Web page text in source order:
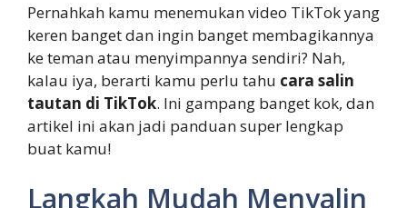
Pernahkah kamu menemukan video TikTok yang
keren banget dan ingin banget membagikannya
ke teman atau menyimpannya sendiri? Nah,
kalau iya, berarti kamu perlu tahu cara salin
tautan di TikTok. Ini gampang banget kok, dan
artikel ini akan jadi panduan super lengkap
buat kamu!
Langkah Mudah Menyalin